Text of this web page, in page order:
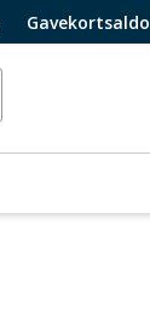
Gavekortsaldo